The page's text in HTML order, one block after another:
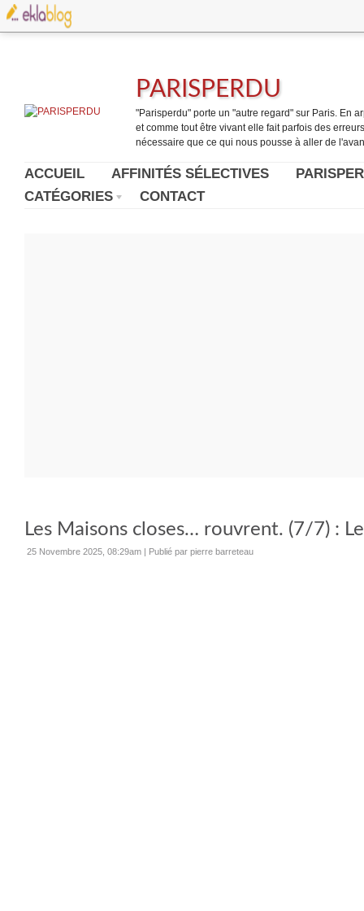
PARISPERDU
"Parisperdu" porte un "autre regard" sur Paris. En
et comme tout être vivant elle fait parfois des
nécessaire que ce qui nous pousse à aller de
ACCUEIL AFFINITÉS SÉLECTIVES
CATÉGORIES
CONTACT
Les Maisons closes… rouvrent. (7/7) :
25 Novembre 2025, 08:29am | Publié par pierre barreteau